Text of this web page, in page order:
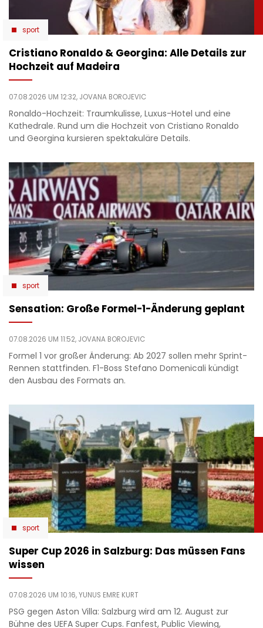
sport
Cristiano Ronaldo & Georgina: Alle Details zur
Hochzeit auf Madeira
07.08.2026 UM 12:32, JOVANA BOROJEVIC
Ronaldo-Hochzeit: Traumkulisse, Luxus-Hotel und eine
Kathedrale. Rund um die Hochzeit von Cristiano Ronaldo
und Georgina kursieren spektakuläre Details.
sport
Sensation: Große Formel-1-Änderung geplant
07.08.2026 UM 11:52, JOVANA BOROJEVIC
Formel 1 vor großer Änderung: Ab 2027 sollen mehr Sprint-
Rennen stattfinden. F1-Boss Stefano Domenicali kündigt
den Ausbau des Formats an.
sport
Super Cup 2026 in Salzburg: Das müssen Fans
wissen
07.08.2026 UM 10:16,YUNUS EMRE KURT
PSG gegen Aston Villa: Salzburg wird am 12. August zur
Bühne des UEFA Super Cups. Fanfest, Public Viewing,